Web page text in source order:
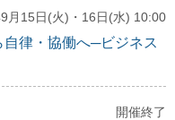
月15日(火)・16日(水) 10:00
律・協働へ─ビジネス
開催終了